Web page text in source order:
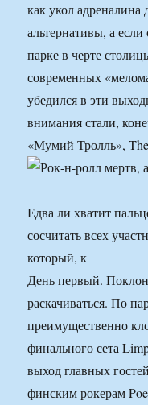
как укол
альтернативы, а
парке в черте
современных
убедился в эти
внимания стали,
«Мумий Тролль»,
Едва ли хватит
сосчитать всех
который, к
День первый.
раскачиваться. По
преимущественно
финального сета
выход главных
финским рокерам